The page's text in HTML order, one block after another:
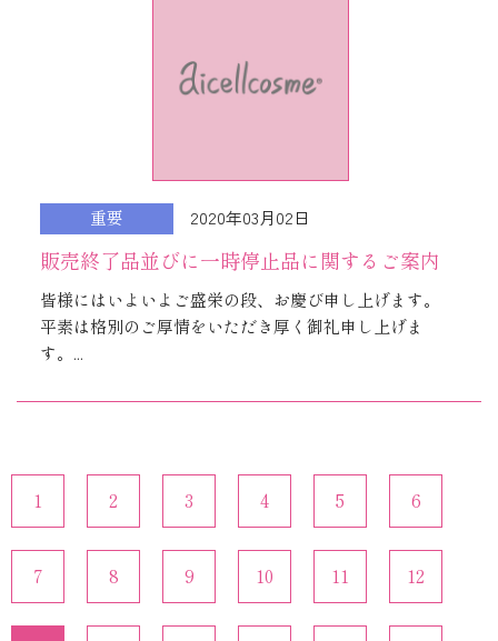
重要 2020年03月02日
販売終了品並びに一時停止品に関するご案内
皆様にはいよいよご盛栄の段、お慶び申し上げます。
平素は格別のご厚情をいただき厚く御礼申し上げま
す。...
1 2 3 4 5 6
7 8 9 10 11 12